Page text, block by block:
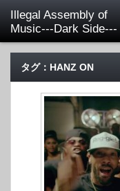
Illegal Assembly of
Music---Dark Side---
タグ：HANZ ON